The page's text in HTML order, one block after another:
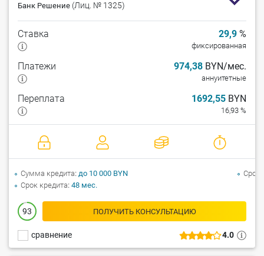
Банк Решение (Лиц. № 1325)
4.0
сравнение
Ставка 29,9 %
фиксированная
Платежи 974,38 BYN/мес.
аннуитетные
Переплата 1692,55 BYN
16,93 %
93 ПОЛУЧИТЬ КОНСУЛЬТАЦИЮ
Сумма кредита до 10 000 BYN
Срок кредита 48 мес.
Срок